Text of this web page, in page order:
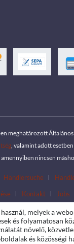
meghatározott Általános
, valamint adott
nincsen
Händlersuche
Kontakt Jobs
melyek a
és folyamatosan
növelő,
és közösségi